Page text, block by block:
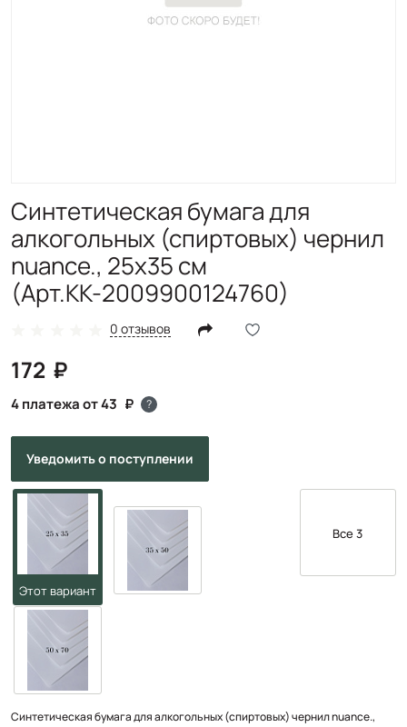
Синтетическая бумага для
алкогольных (спиртовых) чернил
nuance., 25х35 см
(Арт.КК-2009900124760)
0 отзывов
172
4 платежа от 43 ?
Уведомитьо поступлении
Все 3
Синтетическая бумага для алкогольных (спиртовых) чернил nuance.,